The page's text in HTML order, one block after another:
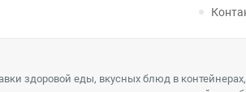
здоровой еды, вкусных блюд в контейнерах,